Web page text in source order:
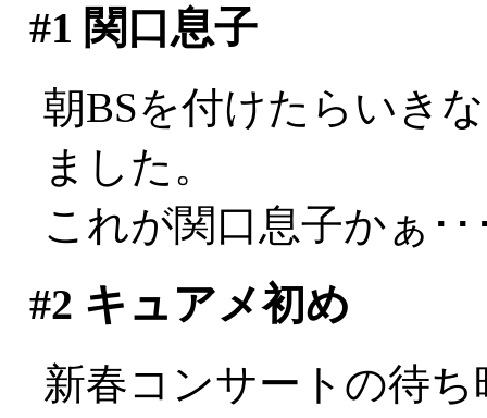
#1 関口息子
朝BSを付けたらいき
ました。
これが関口息子かぁ･･
#2 キュアメ初め
新春コンサートの待